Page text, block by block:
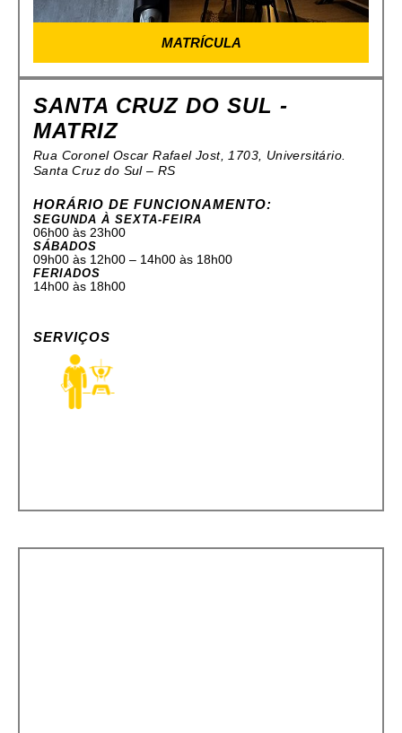
MATRÍCULA
SANTA CRUZ DO SUL -
MATRIZ
Rua Coronel Oscar Rafael Jost, 1703, Universitário.
Santa Cruz do Sul – RS
HORÁRIO DE FUNCIONAMENTO:
SEGUNDA À SEXTA-FEIRA
06h00 às 23h00
SÁBADOS
09h00 às 12h00 – 14h00 às 18h00
FERIADOS
14h00 às 18h00
SERVIÇOS